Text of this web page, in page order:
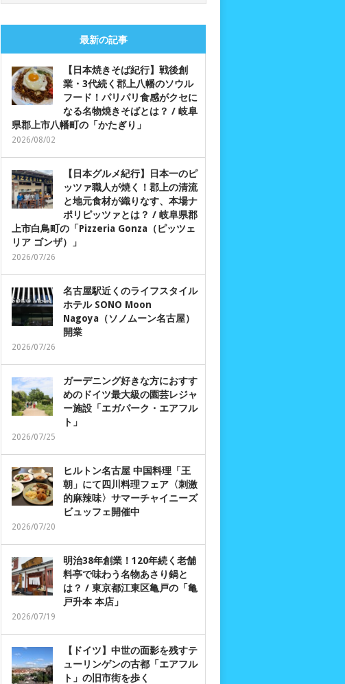
最新の記事
【日本焼きそば紀行】戦後創
業・3代続く郡上八幡のソウル
フード！パリパリ食感がクセに
なる名物焼きそばとは？ / 岐阜
県郡上市八幡町の「かたぎり」
2026/08/02
【日本グルメ紀行】日本一のピ
ッツァ職人が焼く！郡上の清流
と地元食材が織りなす、本場ナ
ポリピッツァとは？ / 岐阜県郡
上市白鳥町の「Pizzeria Gonza（ピッツェ
リア ゴンザ）」
2026/07/26
名古屋駅近くのライフスタイル
ホテル SONO Moon
Nagoya（ソノムーン名古屋）
開業
2026/07/26
ガーデニング好きな方におすす
めのドイツ最大級の園芸レジャ
ー施設「エガパーク・エアフル
ト」
2026/07/25
ヒルトン名古屋 中国料理「王
朝」にて四川料理フェア〈刺激
的麻辣味〉サマーチャイニーズ
ビュッフェ開催中
2026/07/20
明治38年創業！120年続く老舗
料亭で味わう名物あさり鍋と
は？ / 東京都江東区亀戸の「亀
戸升本 本店」
2026/07/19
【ドイツ】中世の面影を残すテ
ューリンゲンの古都「エアフル
ト」の旧市街を歩く